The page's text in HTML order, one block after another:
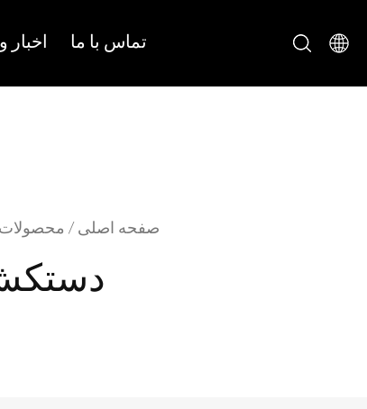
اخبار تماس با ما
صفحه اصلی / محصولات